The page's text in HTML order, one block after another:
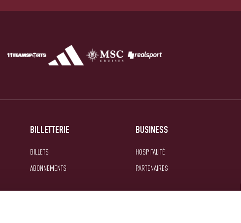
BILLETTERIE
BILLETS
ABONNEMENTS
BUSINESS
HOSPITALITÉ
PARTENAIRES